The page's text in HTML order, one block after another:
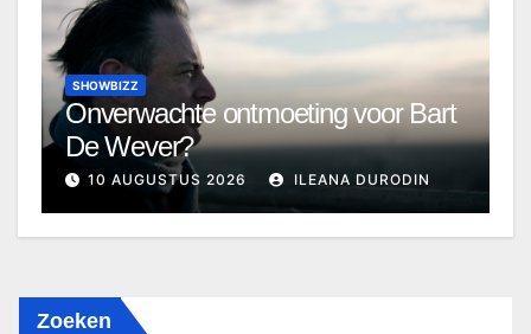
SHOWBIZZ
Onverwachte ontmoeting voor Bart
De Wever?
10 AUGUSTUS 2026 ILEANA DURODIN
Zoeken